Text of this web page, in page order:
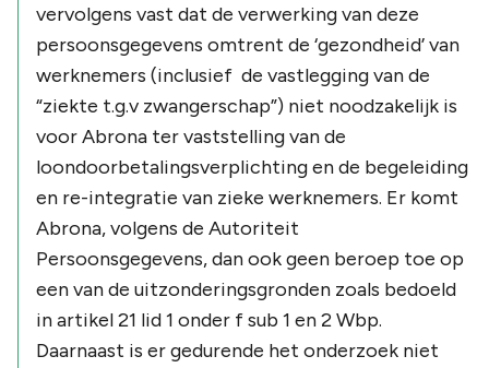
vervolgens vast dat de verwerking van deze
persoonsgegevens omtrent de ‘gezondheid’van
werknemers (inclusief de vastlegging van de
“ziekte t.g.v zwangerschap”) niet noodzakelijk is
voor Abrona ter vaststelling van de
loondoorbetalingsverplichting en de begeleiding
en re-integratie van zieke werknemers. Er komt
Abrona, volgens de Autoriteit
Persoonsgegevens, dan ook geen beroep toe op
een van de uitzonderingsgronden zoals bedoeld
in artikel 21 lid 1 onder f sub 1 en 2 Wbp.
Daarnaast is er gedurende het onderzoek niet